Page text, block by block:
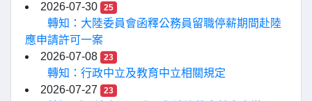
2026-07-30
25
轉知：大陸委員會函釋公務員留職停薪期間赴陸
應申請許可一案
2026-07-08
23
轉知：行政中立及教育中立相關規定
2026-07-27
23